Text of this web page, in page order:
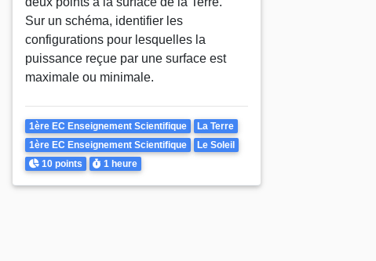
Sur un schéma, identifier les
configurations pour lesquelles la
puissance reçue par une surface est
maximale ou minimale.
Theme
1ère EC Enseignement Scientifique
La Terre
1ère EC Enseignement Scientifique
Le Soleil
Points
10 points Durée
1 heure